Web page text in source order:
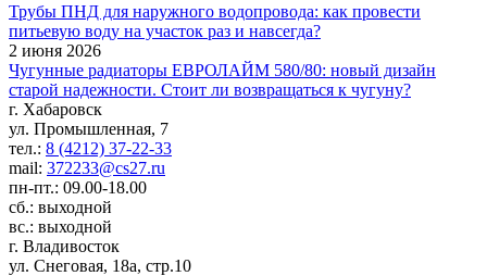
Трубы ПНД для наружного водопровода: как провести
питьевую воду на участок раз и навсегда?
2 июня 2026
Чугунные радиаторы ЕВРОЛАЙМ 580/80: новый дизайн
старой надежности. Стоит ли возвращаться к чугуну?
г. Хабаровск
ул. Промышленная, 7
тел.: 8 (4212) 37-22-33
mail: 372233@cs27.ru
пн-пт.: 09.00-18.00
сб.: выходной
вс.: выходной
г. Владивосток
ул. Снеговая, 18а, стр.10